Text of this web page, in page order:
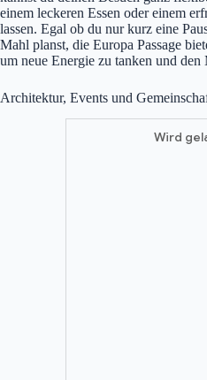
einem leckeren Essen oder einem
lassen. Egal ob du nur kurz eine
Mahl planst, die Europa Passage
um neue Energie zu tanken und den
Architektur, Events und